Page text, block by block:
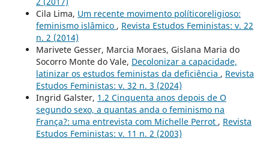
Cila Lima, Um recente movimento políticoreligioso:
feminismo islâmico , Revista Estudos Feministas: v. 22
n. 2 (2014)
Marivete Gesser, Marcia Moraes, Gislana Maria do
Socorro Monte do Vale, Decolonizar a capacidade,
latinizar os estudos feministas da deficiência , Revista
Estudos Feministas: v. 32 n. 3 (2024)
Ingrid Galster, 1.2 Cinquenta anos depois de O
segundo sexo, a quantas anda o feminismo na
França?: uma entrevista com Michelle Perrot , Revista
Estudos Feministas: v. 11 n. 2 (2003)